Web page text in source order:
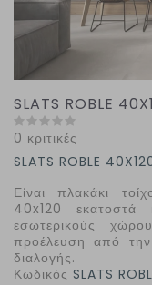
SLATS ROBLE
0 κριτικές
SLATS ROBLE
Είναι πλακάκι
40x120 εκατοστά
εσωτερικούς
προέλευση από την
διαλογής.
Κωδικός SLATS